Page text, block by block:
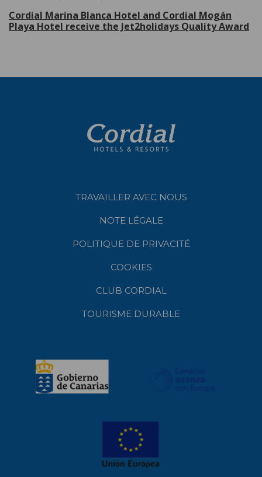
Cordial Marina Blanca Hotel and Cordial Mogán
Playa Hotel receive the Jet2holidays Quality Award
TRAVAILLER AVEC NOUS
NOTE LÉGALE
POLITIQUE DE PRIVACITÉ
COOKIES
CLUB CORDIAL
TOURISME DURABLE